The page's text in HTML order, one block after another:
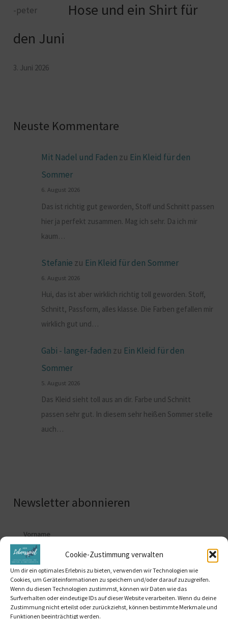
Cookie-Zustimmung verwalten
Um dir ein optimales Erlebnis zu bieten, verwenden wir Technologien wie
Cookies, um Geräteinformationen zu speichern und/oder darauf zuzugreifen.
Wenn du diesen Technologien zustimmst, können wir Daten wie das
Surfverhalten oder eindeutige IDs auf dieser Website verarbeiten. Wenn du deine
Zustimmung nicht erteilst oder zurückziehst, können bestimmte Merkmale und
Funktionen beeinträchtigt werden.
Hose und ein Shirt für
den Juni
3. Juni 2026
Neuste Kommentare
Mit Nadel und Faden zu Ein Kleid für den
Sommer
6. August 2026
Das ist richtig gut geworden, Stoff und Schnitt passen
hier ja perfekt zusammen. Mag ich sehr. Da ich mir
kaum…
Stefanie zu Ein Kleid für den Sommer
6. August 2026
Hui, das ist aber wirklich richtig toll geworden. Stoff,
Schnitt, Passform, alles klasse. Die Farben gefallen mir
wirklich gut und…
Gabi - langer-faden zu Ein Kleid für den
Sommer
5. August 2026
Das Kleid sieht toll aus an dir. Farbe und Schnitt
passen sehr gut. In diesem sehr heißen Sommer stelle
auch…
Newsletter abonnieren
Vorname
E-Mail*